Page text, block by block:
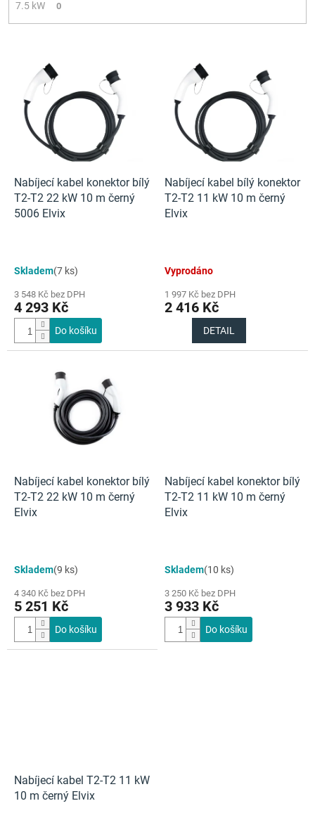
7.5 kW 0
Nabíjecí kabel konektor bílý
T2-T2 22 kW 10 m černý
5006 Elvix
Skladem(7 ks)
3 548 Kč bez DPH
4 293 Kč
Do košíku
Nabíjecí kabel bílý konektor
T2-T2 11 kW 10 m černý
Elvix
Vyprodáno
1 997 Kč bez DPH
2 416 Kč
DETAIL
Nabíjecí kabel konektor bílý
T2-T2 22 kW 10 m černý
Elvix
Skladem(9 ks)
4 340 Kč bez DPH
5 251 Kč
Do košíku
Nabíjecí kabel konektor bílý
T2-T2 11 kW 10 m černý
Elvix
Skladem(10 ks)
3 250 Kč bez DPH
3 933 Kč
Do košíku
Nabíjecí kabel T2-T2 11 kW
10 m černý Elvix